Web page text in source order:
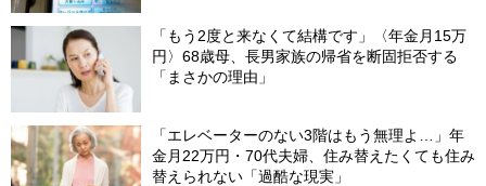
「もう2度と来なくて結構です」〈年金月15万
円〉68歳母、長男家族の帰省を断固拒否する
「まさかの理由」
「エレベーターのない3階はもう無理よ…」年
金月22万円・70代夫婦、住み替えたくても住み
替えられない「過酷な現実」